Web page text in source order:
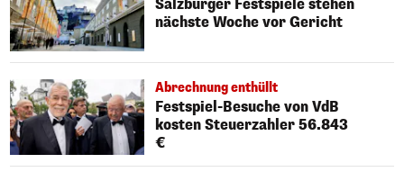
nächste Woche vor Gericht
Abrechnung enthüllt
Festspiel-Besuche von VdB
kosten Steuerzahler 56.843
€